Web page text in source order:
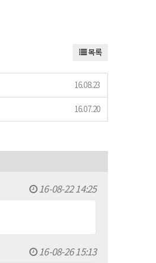
목록
16.08.23
16.07.20
16-08-22 14:25
16-08-26 15:13